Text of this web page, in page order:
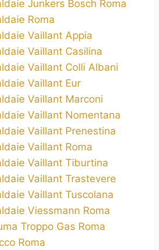
Junkers Bosch Roma
Roma
Vaillant Appia
Vaillant Casilina
Vaillant Colli Albani
Vaillant Eur
Vaillant Marconi
Vaillant Nomentana
Vaillant Prenestina
Vaillant Roma
Vaillant Tiburtina
Vaillant Trastevere
Vaillant Tuscolana
Viessmann Roma
Troppo Gas Roma
Roma